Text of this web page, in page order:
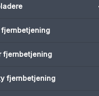
fjernbetjening
fjernbetjening
fjernbetjening